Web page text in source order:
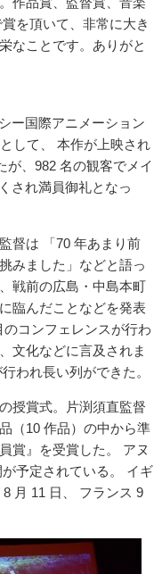
を頂いて、非常に大き
なことです。ありがと
ー国際アニメーション
して、 本作が上映され
が、982 名の観客でメイ
され満員御礼となっ
督は 「70 年あまり前
みました」などと語っ
戦前の広島・中島本町
臨んだことなどを発表
コンフェレンスが行わ
文化などに言及されま
われ長い列ができた。
授賞式。片渕須直監督
（10 作品）の中から準
賞』を受賞した。 アヌ
予定されている。 イギ
月 11 日、 フランス 9